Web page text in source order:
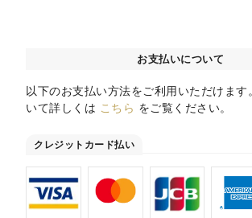
お支払いについて
以下のお支払い方法をご利用いただけます
いて詳しくは こちら をご覧ください。
クレジットカード払い